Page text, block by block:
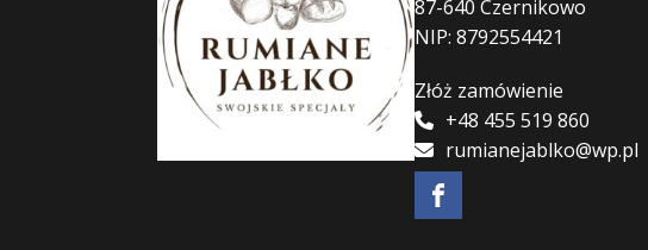
87-640 Czernikowo
NIP: 8792554421
Złóż zamówienie
+48 455 519 860
rumianejablko@wp.pl